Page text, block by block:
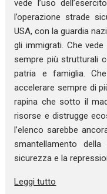
vede l’uso
l’operazione strade
USA, con la guardia
gli immigrati. Che
sempre più strutturali
patria e famiglia.
accelerare sempre di
rapina che sotto il
risorse e distrugge
l’elenco sarebbe
smantellamento
sicurezza e la
Leggi tutto